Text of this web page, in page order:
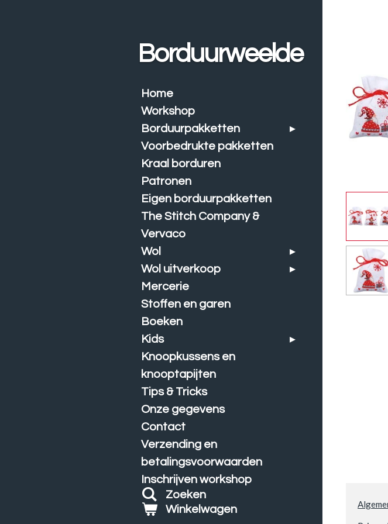
Borduurweelde
Home
Workshop
Borduurpakketten
Voorbedrukte pakketten
Kraal borduren
Patronen
Eigen borduurpakketten
The Stitch Company &
Vervaco
Wol
Wol uitverkoop
Mercerie
Stoffen en garen
Boeken
Kids
Knoopkussens en
knooptapijten
Tips & Tricks
Onze gegevens
Contact
Verzending en
betalingsvoorwaarden
Inschrijven workshop
Zoeken
Winkelwagen